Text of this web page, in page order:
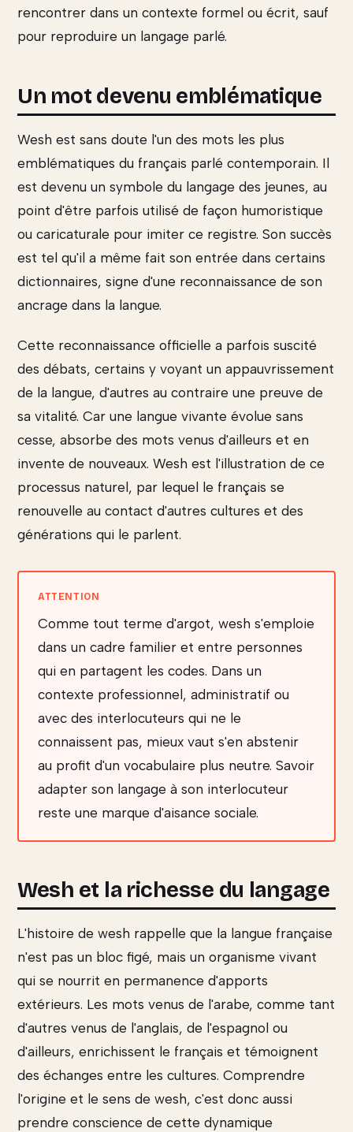
rencontrer dans un contexte formel ou écrit, sauf
pour reproduire un langage parlé.
Un mot devenu emblématique
Wesh est sans doute l'un des mots les plus
emblématiques du français parlé contemporain. Il
est devenu un symbole du langage des jeunes, au
point d'être parfois utilisé de façon humoristique
ou caricaturale pour imiter ce registre. Son succès
est tel qu'il a même fait son entrée dans certains
dictionnaires, signe d'une reconnaissance de son
ancrage dans la langue.
Cette reconnaissance officielle a parfois suscité
des débats, certains y voyant un appauvrissement
de la langue, d'autres au contraire une preuve de
sa vitalité. Car une langue vivante évolue sans
cesse, absorbe des mots venus d'ailleurs et en
invente de nouveaux. Wesh est l'illustration de ce
processus naturel, par lequel le français se
renouvelle au contact d'autres cultures et des
générations qui le parlent.
Comme tout terme d'argot, wesh s'emploie
dans un cadre familier et entre personnes
qui en partagent les codes. Dans un
contexte professionnel, administratif ou
avec des interlocuteurs qui ne le
connaissent pas, mieux vaut s'en abstenir
au profit d'un vocabulaire plus neutre. Savoir
adapter son langage à son interlocuteur
reste une marque d'aisance sociale.
Wesh et la richesse du langage
L'histoire de wesh rappelle que la langue française
n'est pas un bloc figé, mais un organisme vivant
qui se nourrit en permanence d'apports
extérieurs. Les mots venus de l'arabe, comme tant
d'autres venus de l'anglais, de l'espagnol ou
d'ailleurs, enrichissent le français et témoignent
des échanges entre les cultures. Comprendre
l'origine et le sens de wesh, c'est donc aussi
prendre conscience de cette dynamique